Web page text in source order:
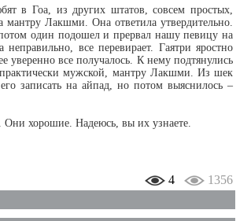
в Гоа, из других штатов, совсем простых,
Лакшми. Она ответила утвердительно.
один подошел и прервал нашу певицу на
все перевирает. Гаятри яростно
уверенно все получалось. К нему подтянулись
мужской, мантру Лакшми. Из шек
записать на айпад, но потом выяснилось –
Они хорошие. Надеюсь, вы их узнаете.
4
1356